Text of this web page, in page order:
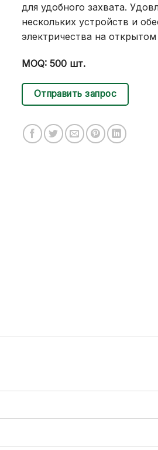
для удобного захвата.
нескольких устройств и
электричества на открытом
MOQ: 500 шт.
Отправить запрос